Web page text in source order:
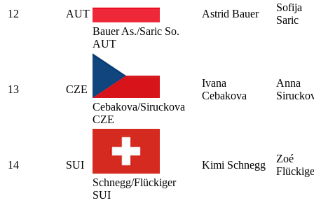
12
AUT
Bauer As./Saric So.
AUT
Astrid Bauer
Sofija
Saric
13
CZE
Cebakova/Siruckova
CZE
Ivana
Cebakova
Anna
14
SUI
Schnegg/Flückiger
SUI
Kimi Schnegg
Zoé